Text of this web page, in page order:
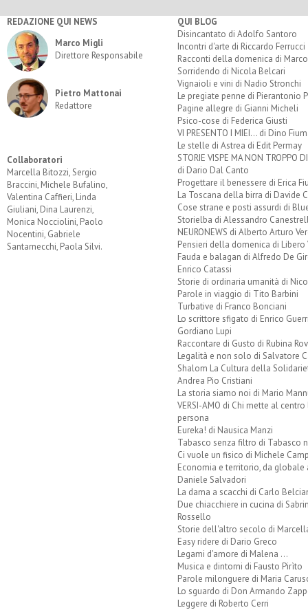
REDAZIONE QUI NEWS
Marco Migli
Direttore Responsabile
Pietro Mattonai
Redattore
Collaboratori
Marcella Bitozzi, Sergio
Braccini, Michele Bufalino,
Valentina Caffieri, Linda
Giuliani, Dina Laurenzi,
Monica Nocciolini, Paolo
Nocentini, Gabriele
Santarnecchi, Paola Silvi.
QUI BLOG
Disincantato di Adolfo Santoro
Incontri d'arte di Riccardo Ferrucci
Racconti della domenica di
Sorridendo di Nicola Belcari
Vignaioli e vini di Nadio Stronchi
Le pregiate penne di Pierantonio
Pagine allegre di Gianni Micheli
Psico-cose di Federica Giusti
VI PRESENTO I MIEI... di Dino
Le stelle di Astrea di Edit Permay
STORIE VISPE MA NON TROPPO
di Dario Dal Canto
Progettare il benessere di Erica
La Toscana della birra di Davide
Cose strane e posti assurdi di
Storielba di Alessandro
NEURONEWS di Alberto Arturo
Pensieri della domenica di Libero
Fauda e balagan di Alfredo De
Enrico Catassi
Storie di ordinaria umanità di
Parole in viaggio di Tito Barbini
Turbative di Franco Bonciani
Lo scrittore sfigato di Enrico
Gordiano Lupi
Raccontare di Gusto di Rubina
Legalità e non solo di Salvatore
Shalom La Cultura della
Andrea Pio Cristiani
La storia siamo noi di Mario
VERSI-AMO di Chi mette al centro
persona
Eureka! di Nausica Manzi
Tabasco senza filtro di Tabasco
Ci vuole un fisico di Michele
Economia e territorio, da globale
Daniele Salvadori
La dama a scacchi di Carlo
Due chiacchiere in cucina di
Rossello
Storie dell'altro secolo di
Easy ridere di Dario Greco
Legami d'amore di Malena ...
Musica e dintorni di Fausto Pirìto
Parole milonguere di Maria
Lo sguardo di Don Armando
Leggere di Roberto Cerri